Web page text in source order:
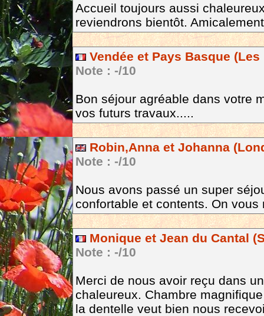
Accueil toujours aussi
reviendrons bientôt.
Vendée et Pays Basque (Les
Note : -/10
Bon séjour agréable dans votre
vos futurs travaux.....
Robin,Anna et Johanna
Note : -/10
Nous avons passé un super
confortable et contents. On
Monique et Jean du Cantal
Note : -/10
Merci de nous avoir reçu dans
chaleureux. Chambre
la dentelle veut bien nous